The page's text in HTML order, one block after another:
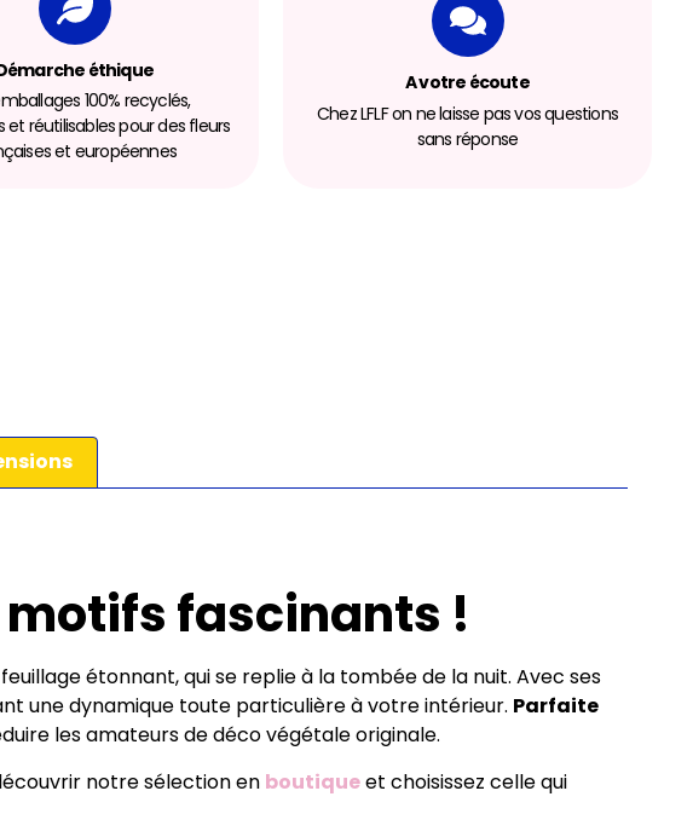
éthique
100% recyclés,
et réutilisables pour des fleurs
et européennes
A votre écoute
Chez LFLF on ne laisse pas vos questions
sans réponse
motifs fascinants !
étonnant, qui se replie à la tombée de la nuit. Avec ses
une dynamique toute particulière à votre intérieur. Parfaite
les amateurs de déco végétale originale.
notre sélection en boutiqueet choisissez celle qui